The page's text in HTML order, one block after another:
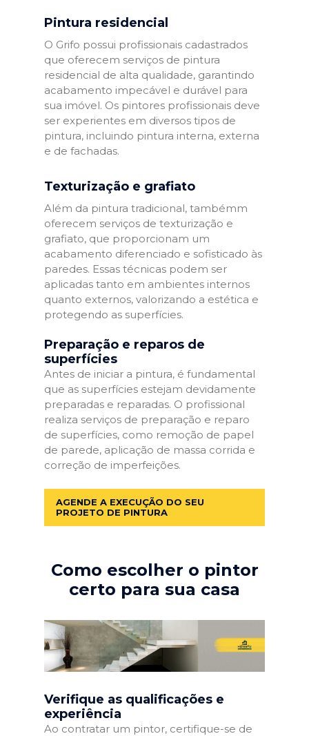
Pintura residencial
O Grifo possui profissionais cadastrados
que oferecem serviços de pintura
residencial de alta qualidade, garantindo
acabamento impecável e durável para
sua imóvel. Os pintores profissionais deve
ser experientes em diversos tipos de
pintura, incluindo pintura interna, externa
e de fachadas.
Texturização e grafiato
Além da pintura tradicional, tambémm
oferecem serviços de texturização e
grafiato, que proporcionam um
acabamento diferenciado e sofisticado às
paredes. Essas técnicas podem ser
aplicadas tanto em ambientes internos
quanto externos, valorizando a estética e
protegendo as superfícies.
Preparação e reparos de
superfícies
Antes de iniciar a pintura, é fundamental
que as superfícies estejam devidamente
preparadas e reparadas. O profissional
realiza serviços de preparação e reparo
de superfícies, como remoção de papel
de parede, aplicação de massa corrida e
correção de imperfeições.
AGENDE A EXECUÇÃO DO SEU
PROJETO DE PINTURA
Como escolher o pintor
certo para sua casa
Verifique as qualificações e
experiência
Ao contratar um pintor, certifique-se de